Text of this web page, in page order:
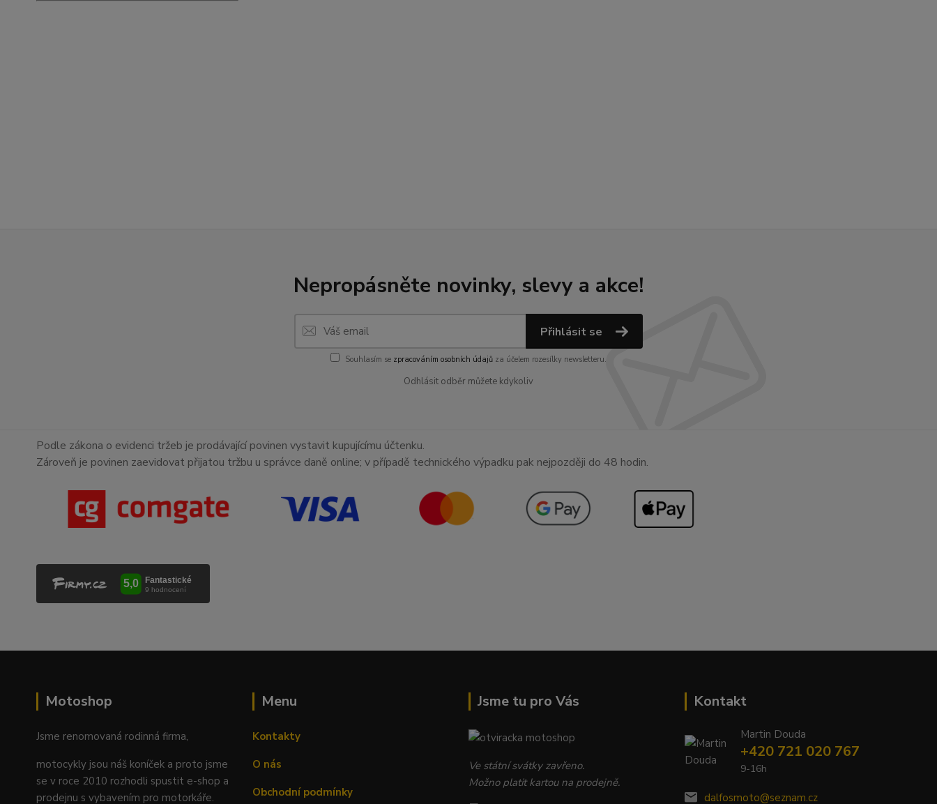
Nepropásněte novinky, slevy a akce!
Přihlásit se
Souhlasím se zpracováním osobních údajů za účelem rozesílky newsletteru.
Odhlásit odběr můžete kdykoliv
Podle zákona o evidenci tržeb je prodávající povinen vystavit kupujícímu účtenku.
Zároveň je povinen zaevidovat přijatou tržbu u správce daně online; v případě technického výpadku pak nejpozději do 48 hodin.
Motoshop
Jsme renomovaná rodinná firma,
motocykly jsou náš koníček a proto jsme
se v roce 2010 rozhodli spustit e-shop a
prodejnu s vybavením pro motorkáře.
Menu
Kontakty
O nás
Obchodní podmínky
Jsme tu pro Vás
Ve státní svátky zavřeno.
Možno platit kartou na prodejně.
Kontakt
Martin Douda
+420 721 020 767
9-16h
dalfosmoto@seznam.cz